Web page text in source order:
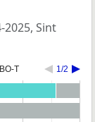
Sint
T 1/2